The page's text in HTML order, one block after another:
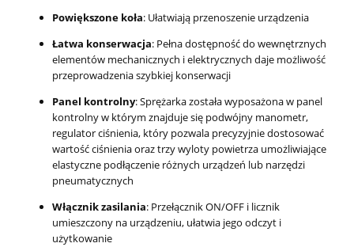
Powiększone koła: Ułatwiają przenoszenie urządzenia
Łatwa konserwacja: Pełna dostępność do wewnętrznych
elementów mechanicznych i elektrycznych daje możliwość
przeprowadzenia szybkiej konserwacji
Panel kontrolny: Sprężarka została wyposażona w panel
kontrolny w którym znajduje się podwójny manometr,
regulator ciśnienia, który pozwala precyzyjnie dostosować
wartość ciśnienia oraz trzy wyloty powietrza umożliwiające
elastyczne podłączenie różnych urządzeń lub narzędzi
pneumatycznych
Włącznik zasilania: Przełącznik ON/OFF i licznik
umieszczony na urządzeniu, ułatwia jego odczyt i
użytkowanie